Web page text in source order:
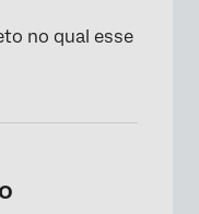
no qual esse